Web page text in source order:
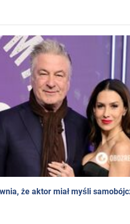
że aktor miał myśli